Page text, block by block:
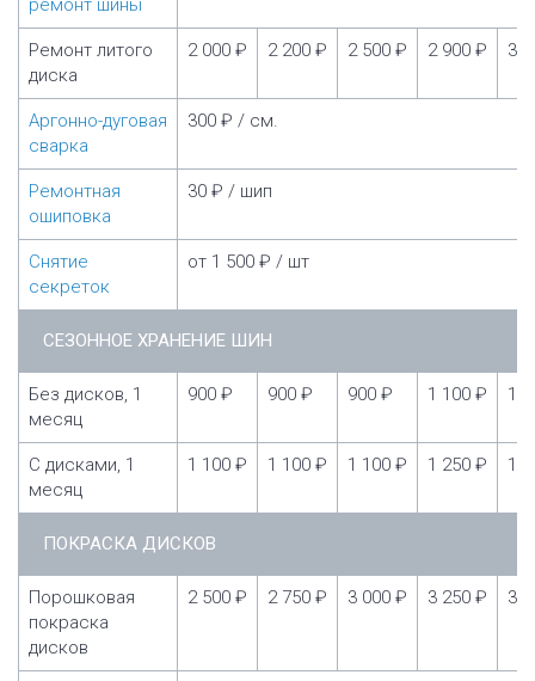
ремонт шины
Ремонт литого
диска
2 000 ₽ 2 200 ₽ 2 500 ₽ 2 900 ₽ 3
Аргонно-дуговая
сварка
300 ₽ / см.
Ремонтная
ошиповка
30 ₽ / шип
Снятие
секреток
от 1 500 ₽ / шт
СЕЗОННОЕ ХРАНЕНИЕ ШИН
Без дисков, 1
месяц
900 ₽ 900 ₽ 900 ₽ 1 100 ₽ 1
С дисками, 1
месяц
1 100 ₽ 1 100 ₽ 1 100 ₽ 1 250 ₽ 1
ПОКРАСКА ДИСКОВ
Порошковая
покраска
дисков
2 500 ₽ 2 750 ₽ 3 000 ₽ 3 250 ₽ 3